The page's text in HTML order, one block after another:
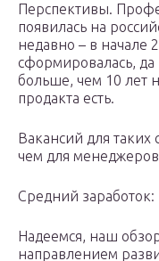
Перспективы.
появилась на
недавно – в начале
сформировалась, да
больше, чем 10 лет
продакта есть.
Вакансий для
чем для
Средний
Надеемся, наш
направлением